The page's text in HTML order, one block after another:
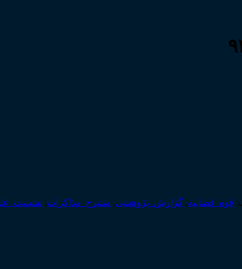
قوه_قضاییه, گزارش_پژوهشی, مشرح_مذاکرات,